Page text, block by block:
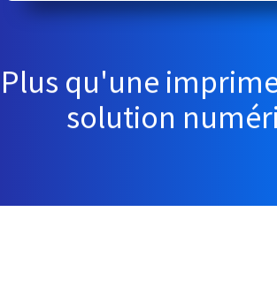
Plus qu'une
solution